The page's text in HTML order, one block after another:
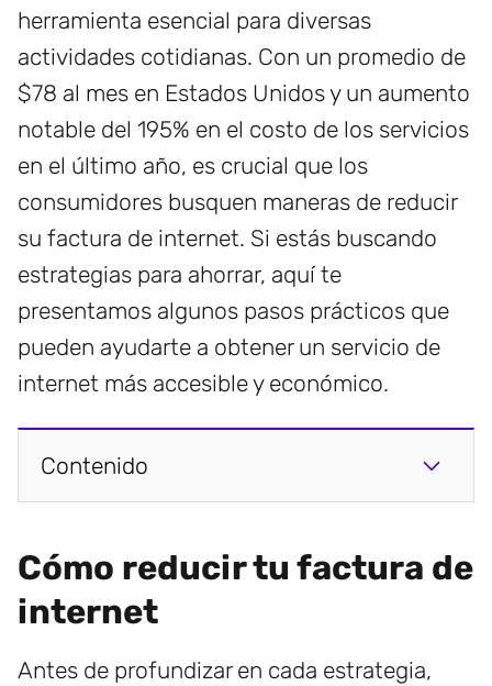
herramienta esencial para diversas
actividades cotidianas. Con un promedio de
$78 al mes en Estados Unidos y un aumento
notable del 195% en el costo de los servicios
en el último año, es crucial que los
consumidores busquen maneras de reducir
su factura de internet. Si estás buscando
estrategias para ahorrar, aquí te
presentamos algunos pasos prácticos que
pueden ayudarte a obtener un servicio de
internet más accesible y económico.
Contenido
Cómo reducir tu factura de
internet
Antes de profundizar en cada estrategia,